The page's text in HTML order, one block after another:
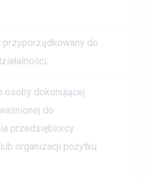
przyporządkowany do
osoby dokonującej
do
przedsiębiorcy
organizacji pożytku